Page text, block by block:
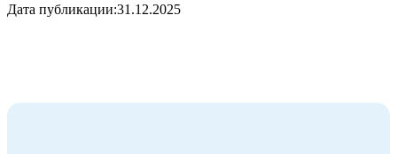
Дата публикации:31.12.2025